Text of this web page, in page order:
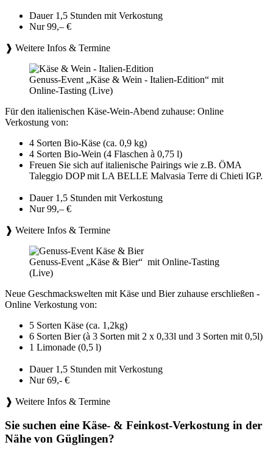
Dauer 1,5 Stunden mit Verkostung
Nur 99,– €
❱ Weitere Infos & Termine
Genuss-Event „Käse & Wein - Italien-Edition“ mit
Online-Tasting (Live)
Für den italienischen Käse-Wein-Abend zuhause: Online
Verkostung von:
4 Sorten Bio-Käse (ca. 0,9 kg)
4 Sorten Bio-Wein (4 Flaschen à 0,75 l)
Freuen Sie sich auf italienische Pairings wie z.B. ÖMA
Taleggio DOP mit LA BELLE Malvasia Terre di Chieti IGP.
Dauer 1,5 Stunden mit Verkostung
Nur 99,– €
❱ Weitere Infos & Termine
Genuss-Event „Käse & Bier“ mit Online-Tasting
(Live)
Neue Geschmackswelten mit Käse und Bier zuhause erschließen -
Online Verkostung von:
5 Sorten Käse (ca. 1,2kg)
6 Sorten Bier (à 3 Sorten mit 2 x 0,33l und 3 Sorten mit 0,5l)
1 Limonade (0,5 l)
Dauer 1,5 Stunden mit Verkostung
Nur 69,- €
❱ Weitere Infos & Termine
Sie suchen eine Käse- & Feinkost-Verkostung in der
Nähe von Güglingen?